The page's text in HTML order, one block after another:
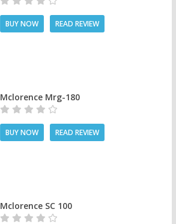
BUY NOW READ REVIEW
Mclorence Mrg-180
BUY NOW READ REVIEW
Mclorence SC 100